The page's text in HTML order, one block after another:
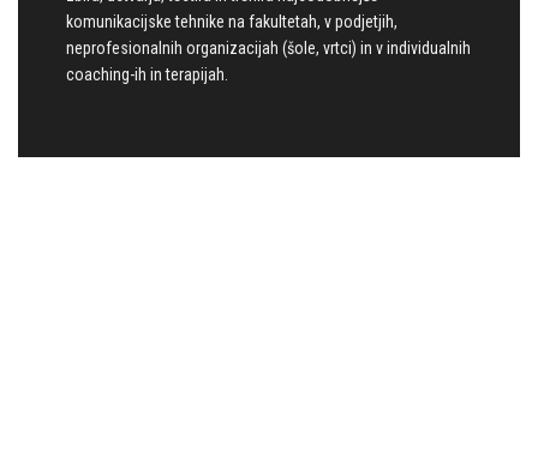
komunikacijske tehnike na fakultetah, v podjetjih,
neprofesionalnih organizacijah (šole, vrtci) in v individualnih
coaching-ih in terapijah.